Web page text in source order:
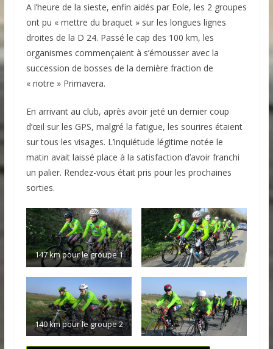
A l’heure de la sieste, enfin aidés par Eole, les 2 groupes
ont pu « mettre du braquet » sur les longues lignes
droites de la D 24. Passé le cap des 100 km, les
organismes commençaient à s’émousser avec la
succession de bosses de la dernière fraction de
« notre » Primavera.
En arrivant au club, après avoir jeté un dernier coup
d’œil sur les GPS, malgré la fatigue, les sourires étaient
sur tous les visages. L’inquiétude légitime notée le
matin avait laissé place à la satisfaction d’avoir franchi
un palier. Rendez-vous était pris pour les prochaines
sorties.
147 km pour le groupe 1
140 km pour le groupe 2